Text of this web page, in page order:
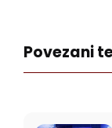
Povezani